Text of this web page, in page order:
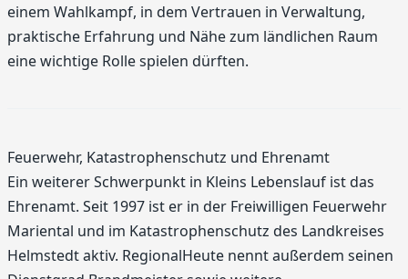
einem Wahlkampf, in dem Vertrauen in Verwaltung,
praktische Erfahrung und Nähe zum ländlichen Raum
eine wichtige Rolle spielen dürften.
Feuerwehr, Katastrophenschutz und Ehrenamt
Ein weiterer Schwerpunkt in Kleins Lebenslauf ist das
Ehrenamt. Seit 1997 ist er in der Freiwilligen Feuerwehr
Mariental und im Katastrophenschutz des Landkreises
Helmstedt aktiv. RegionalHeute nennt außerdem seinen